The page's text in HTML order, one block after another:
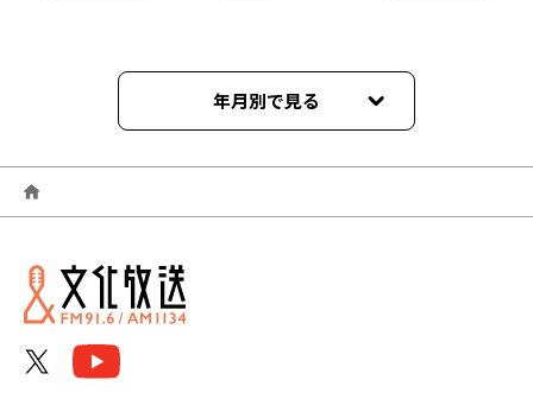
年月別で見る
2026年06月
2026年05月
2026年04月